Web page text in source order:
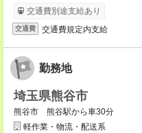
交通費別途支給あり
交通費 交通費規定内支給
勤務地
埼玉県熊谷市
熊谷市 熊谷駅から車30分
軽作業・物流・配送系